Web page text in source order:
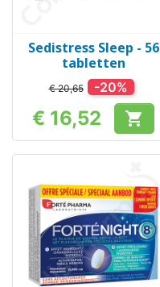
Sedistress Sleep - 56
tabletten
€ 20,65 -20%
Prijs
€ 16,52 